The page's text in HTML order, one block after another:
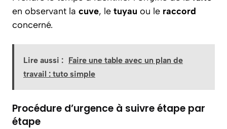
en observant la cuve, le tuyau ou le raccord
concerné.
Lire aussi : Faire une table avec un plan de
travail : tuto simple
Procédure d’urgence à suivre étape par
étape